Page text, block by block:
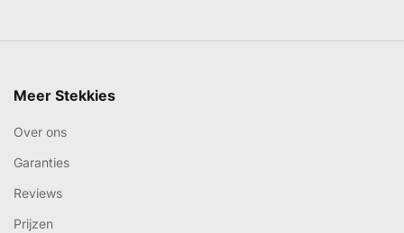
Meer Stekkies
Over ons
Garanties
Reviews
Prijzen